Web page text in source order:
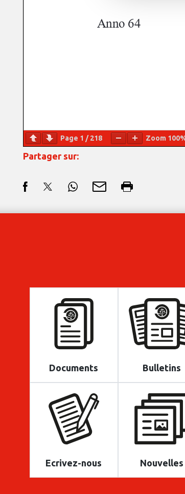
Page 1 /218 Zoom
Partager sur:
Documents Bulletins
Ecrivez-nous Nouvelles